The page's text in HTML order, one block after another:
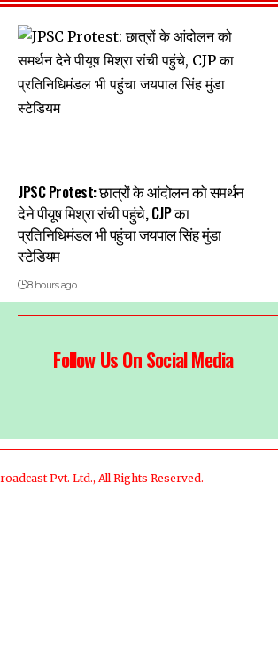
JPSC Protest: छात्रों के आंदोलन को समर्थन
देने पीयूष मिश्रा रांची पहुंचे, CJP का
प्रतिनिधिमंडल भी पहुंचा जयपाल सिंह मुंडा
स्टेडियम
8 hours ago
Follow Us On Social Media
Pvt. Ltd., All Rights Reserved.